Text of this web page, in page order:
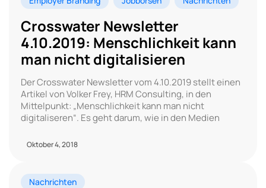
Crosswater Newsletter
4.10.2019: Menschlichkeit kann
man nicht digitalisieren
Der Crosswater Newsletter vom 4.10.2019 stellt einen
Artikel von Volker Frey, HRM Consulting, in den
Mittelpunkt: „Menschlichkeit kann man nicht
digitaliseren“. Es geht darum, wie in den Medien
Oktober 4, 2018
Nachrichten